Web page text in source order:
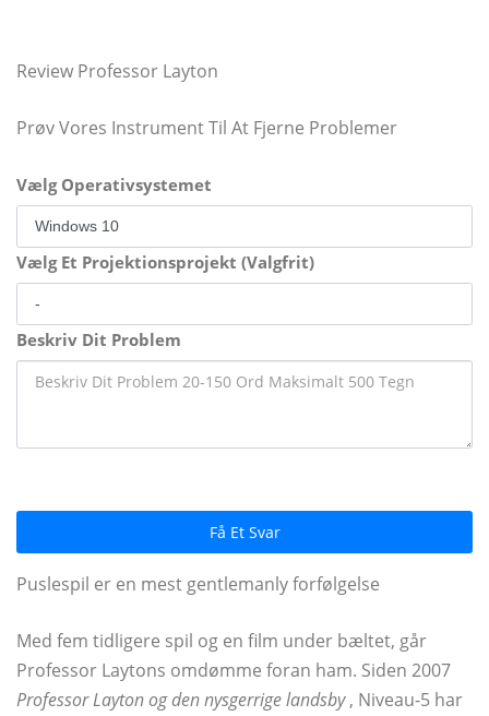
Review Professor Layton
Prøv Vores Instrument Til At Fjerne Problemer
Vælg Operativsystemet
Vælg Et Projektionsprojekt (Valgfrit)
Beskriv Dit Problem
Få Et Svar
Puslespil er en mest gentlemanly forfølgelse
Med fem tidligere spil og en film under bæltet, går
Professor Laytons omdømme foran ham. Siden 2007
Professor Layton og den nysgerrige landsby, Niveau-5 har